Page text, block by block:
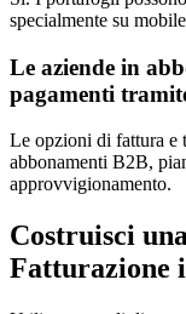
specialmente su
Le aziende in
pagamenti
Le opzioni di fattura e
abbonamenti B2B,
approvvigionamento.
Costruisci
Fatturazione